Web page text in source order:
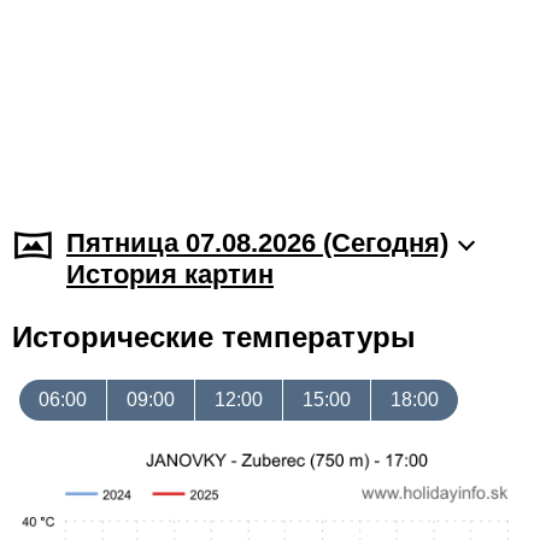
Пятница 07.08.2026 (Cегодня)
История картин
Исторические температуры
06:00 09:00 12:00 15:00 18:00